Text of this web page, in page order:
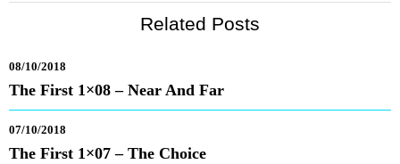
Related Posts
08/10/2018
The First 1×08 – Near And Far
07/10/2018
The First 1×07 – The Choice